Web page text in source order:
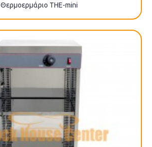
Θερμοερμάριο THE-mini